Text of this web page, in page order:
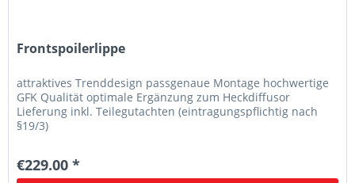
Frontspoilerlippe
attraktives Trenddesign passgenaue Montage hochwertige
GFK Qualität optimale Ergänzung zum Heckdiffusor
Lieferung inkl. Teilegutachten (eintragungspflichtig nach
§19/3)
€229.00 *